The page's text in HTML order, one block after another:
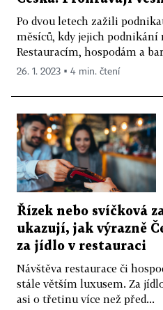
Po dvou letech zažili
měsíců, kdy jejich podnikání
Restauracím, hospodám a
26. 1. 2023 ▪ 4 min. čtení
Řízek nebo svíčková
ukazují, jak výrazně
za jídlo v restauraci
Návštěva restaurace či
stále větším luxusem. Za
asi o třetinu více než před...